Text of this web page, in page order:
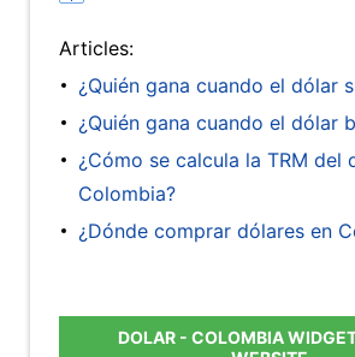
Articles:
¿Quién gana cuando el dólar
¿Quién gana cuando el dólar
¿Cómo se calcula la TRM del
Colombia?
¿Dónde comprar dólares en
DOLAR - COLOMBIA